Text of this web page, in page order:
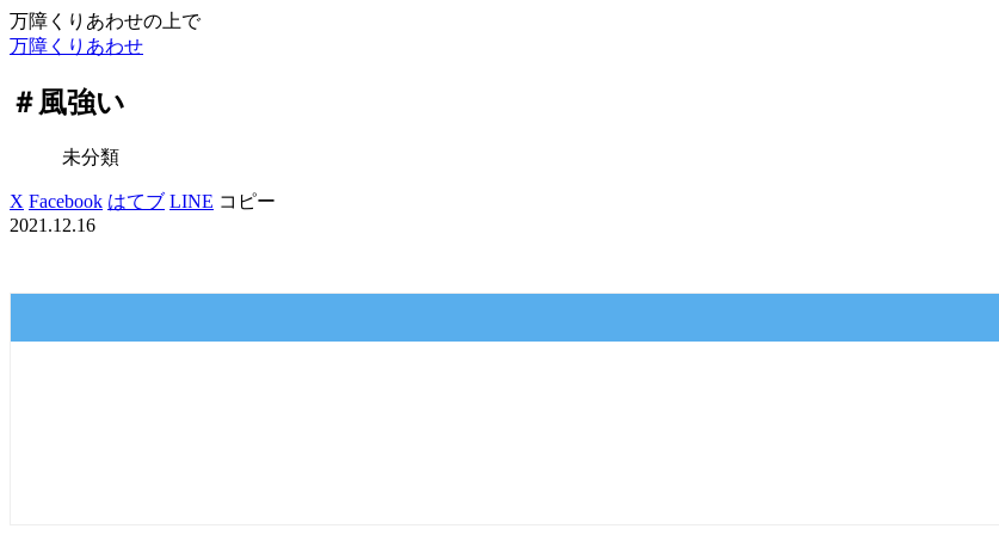
万障くりあわせの上で
万障くりあわせ
＃風強い
未分類
X Facebook はてブ LINE コピー
2021.12.16